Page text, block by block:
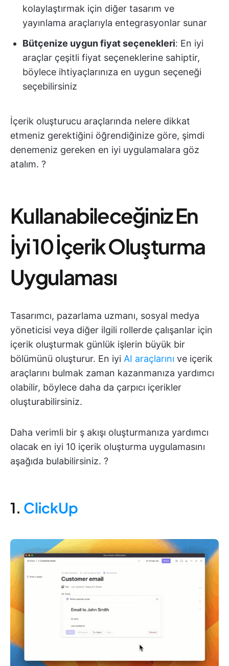
kolaylaştırmak için diğer tasarım ve
yayınlama araçlarıyla entegrasyonlar sunar
Bütçenize uygun fiyat seçenekleri: En iyi
araçlar çeşitli fiyat seçeneklerine sahiptir,
böylece ihtiyaçlarınıza en uygun seçeneği
seçebilirsiniz
İçerik oluşturucu araçlarında nelere dikkat
etmeniz gerektiğini öğrendiğinize göre, şimdi
denemeniz gereken en iyi uygulamalara göz
atalım. ?️
Kullanabileceğiniz En
İyi 10 İçerik Oluşturma
Uygulaması
Tasarımcı, pazarlama uzmanı, sosyal medya
yöneticisi veya diğer ilgili rollerde çalışanlar için
içerik oluşturmak günlük işlerin büyük bir
bölümünü oluşturur. En iyi AI araçlarını ve içerik
araçlarını bulmak zaman kazanmanıza yardımcı
olabilir, böylece daha da çarpıcı içerikler
oluşturabilirsiniz.
Daha verimli bir ş akışı oluşturmanıza yardımcı
olacak en iyi 10 içerik oluşturma uygulamasını
aşağıda bulabilirsiniz. ?
1. ClickUp